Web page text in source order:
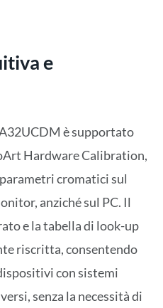
e
è supportato
Hardware Calibration,
cromatici sul
anziché sul PC. Il
e la tabella di look-up
riscritta, consentendo
con sistemi
senza la necessità di